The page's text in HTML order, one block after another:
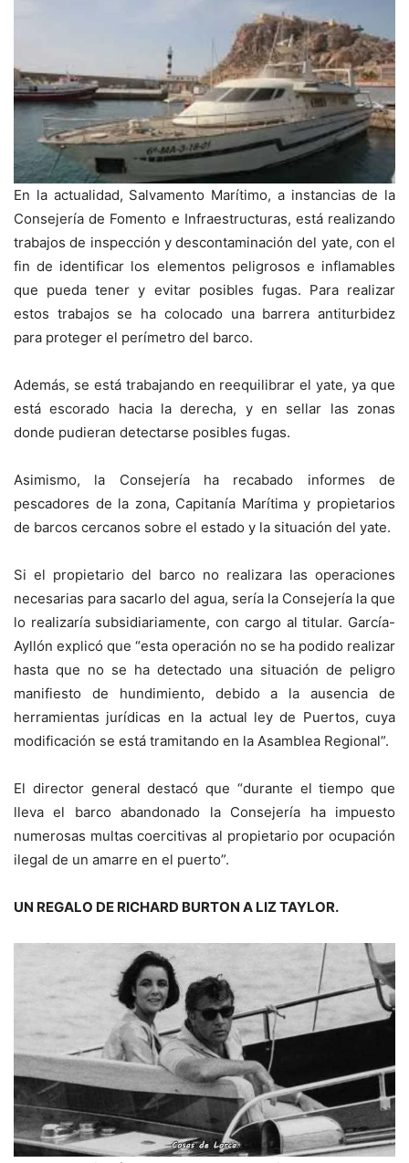
En la actualidad, Salvamento Marítimo, a instancias de la
Consejería de Fomento e Infraestructuras, está realizando
trabajos de inspección y descontaminación del yate, con el
fin de identificar los elementos peligrosos e inflamables
que pueda tener y evitar posibles fugas. Para realizar
estos trabajos se ha colocado una barrera antiturbidez
para proteger el perímetro del barco.
Además, se está trabajando en reequilibrar el yate, ya que
está escorado hacia la derecha, y en sellar las zonas
donde pudieran detectarse posibles fugas.
Asimismo, la Consejería ha recabado informes de
pescadores de la zona, Capitanía Marítima y propietarios
de barcos cercanos sobre el estado y la situación del yate.
Si el propietario del barco no realizara las operaciones
necesarias para sacarlo del agua, sería la Consejería la que
lo realizaría subsidiariamente, con cargo al titular. García-
Ayllón explicó que “esta operación no se ha podido realizar
hasta que no se ha detectado una situación de peligro
manifiesto de hundimiento, debido a la ausencia de
herramientas jurídicas en la actual ley de Puertos, cuya
modificación se está tramitando en la Asamblea Regional”.
El director general destacó que “durante el tiempo que
lleva el barco abandonado la Consejería ha impuesto
numerosas multas coercitivas al propietario por ocupación
ilegal de un amarre en el puerto”.
UN REGALO DE RICHARD BURTON A LIZ TAYLOR.